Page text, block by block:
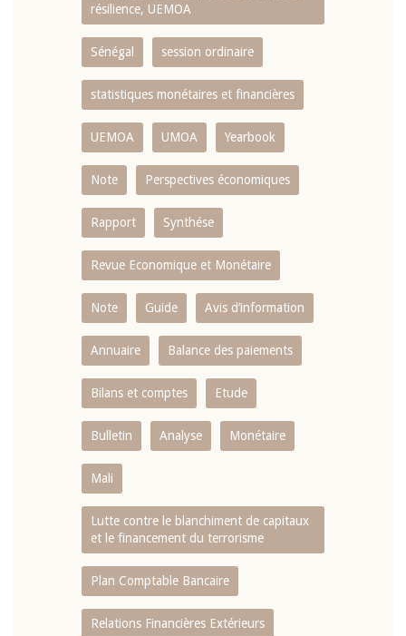
résilience, UEMOA
Sénégal session ordinaire
statistiques monétaires et financières
UEMOA UMOA Yearbook
Note Perspectives économiques
Rapport Synthése
Revue Economique et Monétaire
Note Guide Avis d’information
Annuaire Balance des paiements
Bilans et comptes Etude
Bulletin Analyse Monétaire
Mali
Lutte contre le blanchiment de capitaux
et le financement du terrorisme
Plan Comptable Bancaire
Relations Financières Extérieurs